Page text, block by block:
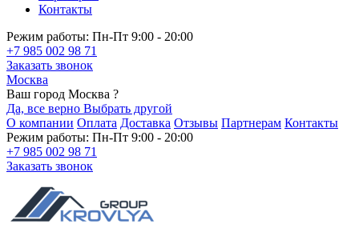
Контакты
Режим работы: Пн-Пт 9:00 - 20:00
+7 985 002 98 71
Заказать звонок
Москва
Ваш город Москва ?
Да, все верно Выбрать другой
О компании Оплата Доставка Отзывы Партнерам Контакты
Режим работы: Пн-Пт 9:00 - 20:00
+7 985 002 98 71
Заказать звонок